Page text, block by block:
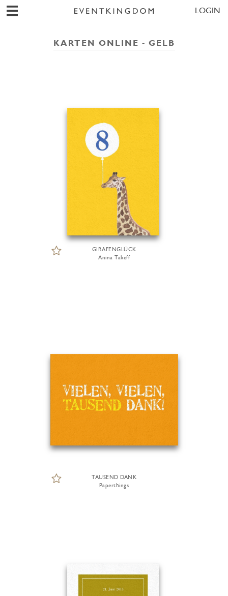
LOGIN
KARTEN ONLINE - GELB
GIRAFENGLÜCK
Anina Takeff
TAUSEND DANK
Paperthings